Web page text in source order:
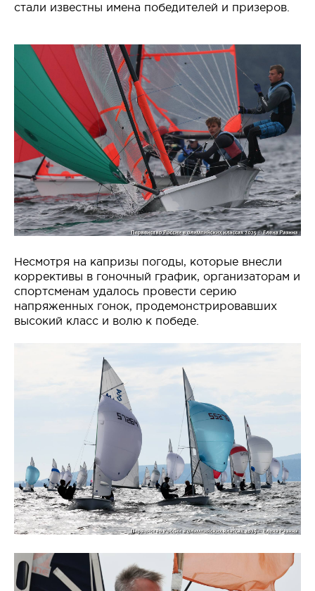
стали известны имена победителей и призеров.
Несмотря на капризы погоды, которые внесли
коррективы в гоночный график, организаторам и
спортсменам удалось провести серию
напряженных гонок, продемонстрировавших
высокий класс и волю к победе.